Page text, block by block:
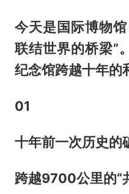
今天是国际博物馆
联结世界的桥梁”
纪念馆跨越十年的
01
十年前一次历史的
跨越9700公里的“